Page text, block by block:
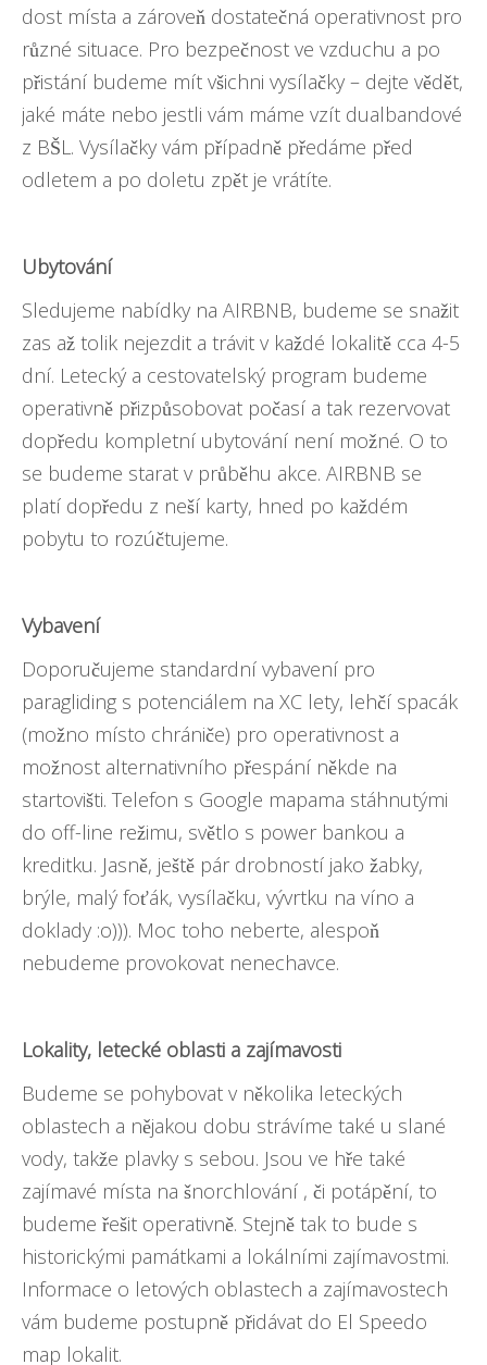
dost místa a zároveň dostatečná operativnost pro
různé situace. Pro bezpečnost ve vzduchu a po
přistání budeme mít všichni vysílačky – dejte vědět,
jaké máte nebo jestli vám máme vzít dualbandové
z BŠL. Vysílačky vám případně předáme před
odletem a po doletu zpět je vrátíte.
Ubytování
Sledujeme nabídky na AIRBNB, budeme se snažit
zas až tolik nejezdit a trávit v každé lokalitě cca 4-5
dní. Letecký a cestovatelský program budeme
operativně přizpůsobovat počasí a tak rezervovat
dopředu kompletní ubytování není možné. O to
se budeme starat v průběhu akce. AIRBNB se
platí dopředu z neší karty, hned po každém
pobytu to rozúčtujeme.
Vybavení
Doporučujeme standardní vybavení pro
paragliding s potenciálem na XC lety, lehčí spacák
(možno místo chrániče) pro operativnost a
možnost alternativního přespání někde na
startovišti. Telefon s Google mapama stáhnutými
do off-line režimu, světlo s power bankou a
kreditku. Jasně, ještě pár drobností jako žabky,
brýle, malý foťák, vysílačku, vývrtku na víno a
doklady :o))). Moc toho neberte, alespoň
nebudeme provokovat nenechavce.
Lokality, letecké oblasti a zajímavosti
Budeme se pohybovat v několika leteckých
oblastech a nějakou dobu strávíme také u slané
vody, takže plavky s sebou. Jsou ve hře také
zajímavé místa na šnorchlování , či potápění, to
budeme řešit operativně. Stejně tak to bude s
historickými památkami a lokálními zajímavostmi.
Informace o letových oblastech a zajímavostech
vám budeme postupně přidávat do El Speedo
map lokalit.